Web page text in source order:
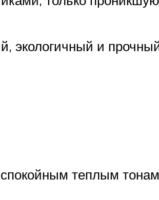
и
спокойным теплым